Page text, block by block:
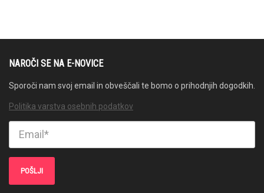
NAROČI SE NA E-NOVICE
Sporoči nam svoj email in obveščali te bomo o prihodnjih dogodkih.
Politika varstva osebnih podatkov